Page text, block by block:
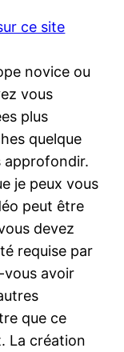
ce site
novice ou
vous
plus
quelque
approfondir.
je peux vous
peut être
devez
requise par
avoir
que ce
La création